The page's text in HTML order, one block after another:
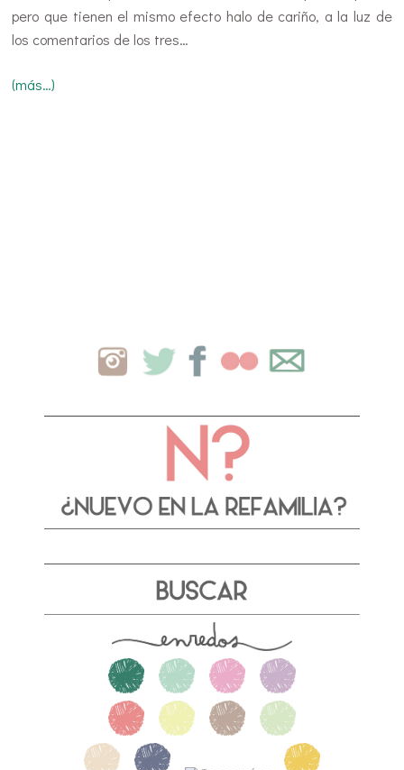
pero que tienen el mismo efecto halo de cariño, a la luz de
los comentarios de los tres…
(más…)